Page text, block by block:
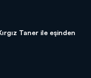
Taner ile eşinden